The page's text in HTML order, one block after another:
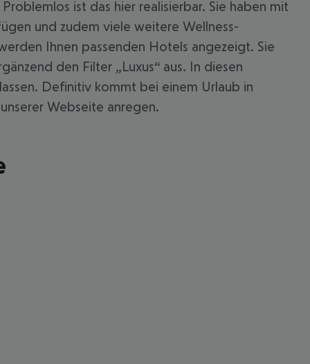
ist das hier realisierbar. Sie haben mit
und zudem viele weitere Wellness-
Ihnen passenden Hotels angezeigt. Sie
den Filter „Luxus“ aus. In diesen
Definitiv kommt bei einem Urlaub in
Webseite anregen.